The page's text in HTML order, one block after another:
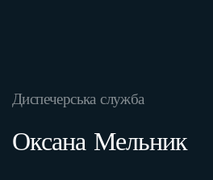
Диспечерська служба
Оксана Мельник